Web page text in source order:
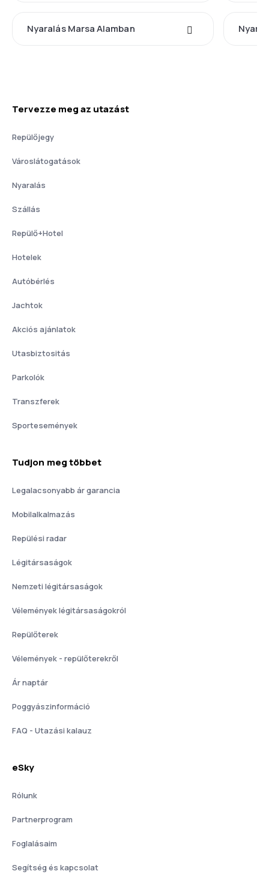
Nyaralás Marsa Alamban
Tervezze meg az utazást
Repülőjegy
Városlátogatások
Nyaralás
Szállás
Repülő+Hotel
Hotelek
Autóbérlés
Jachtok
Akciós ajánlatok
Utasbiztositás
Parkolók
Transzferek
Sportesemények
Tudjon meg többet
Legalacsonyabb ár garancia
Mobilalkalmazás
Repülési radar
Légitársaságok
Nemzeti légitársaságok
Vélemények légitársaságokról
Repülőterek
Vélemények - repülőterekről
Ár naptár
Poggyászinformáció
FAQ - Utazási kalauz
eSky
Rólunk
Partnerprogram
Foglalásaim
Segítség és kapcsolat